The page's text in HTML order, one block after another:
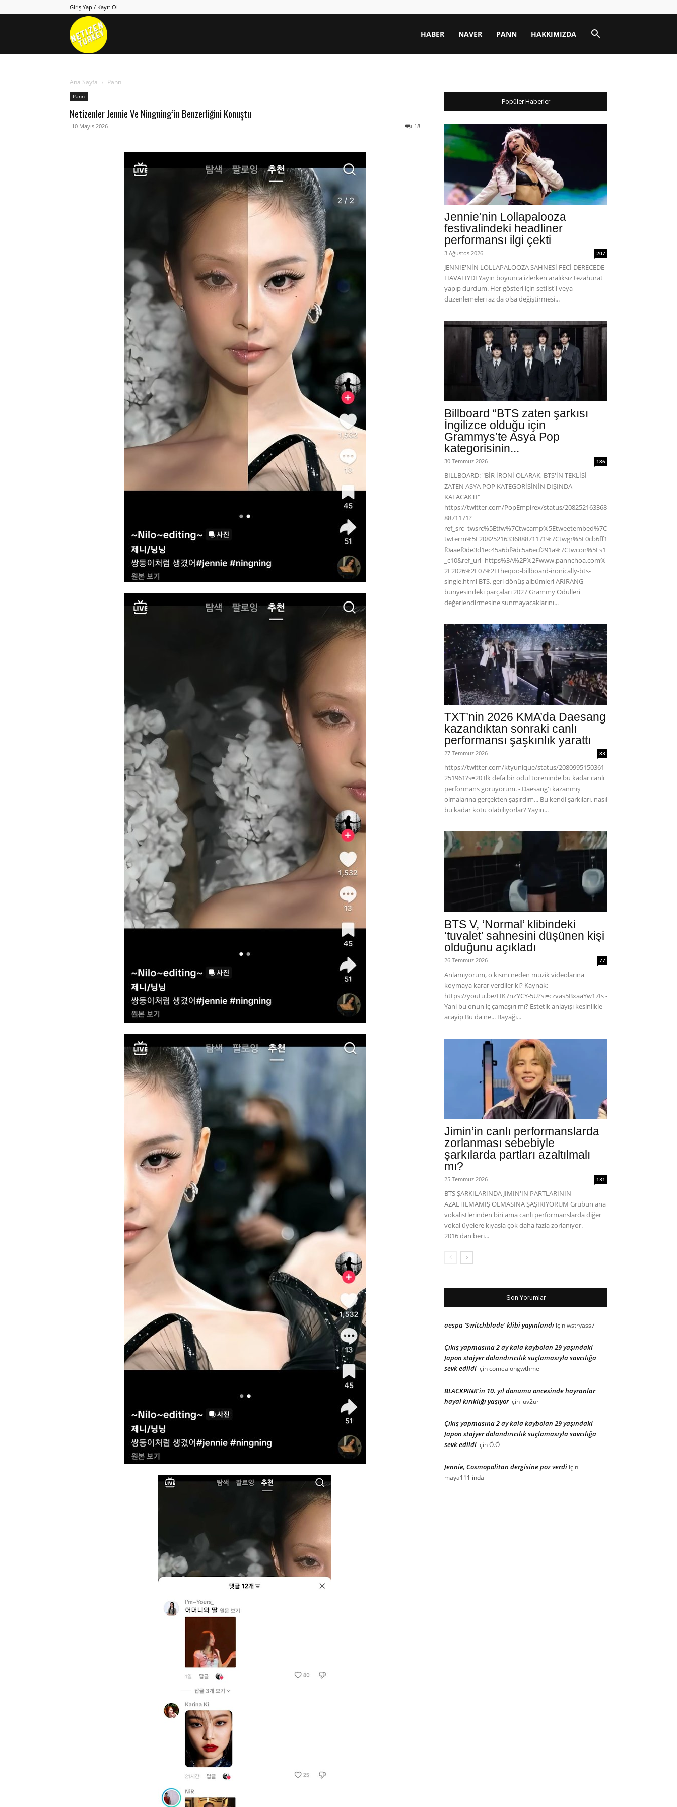
Giriş Yap / Kayıt Ol
Netizen HABER NAVER PANN HAKKIMIZDA
Ana Sayfa Pann
Pann
Netizenler Jennie Ve Ningning’in Benzerliğini Konuştu
10 Mayıs 2026 18
Popüler Haberler
Jennie’nin Lollapalooza
festivalindeki headliner
performansı ilgi çekti
3 Ağustos 2026 207
JENNIE'NİN LOLLAPALOOZA SAHNESİ FECİ DERECEDE
HAVALIYDI Yayın boyunca izlerken aralıksız tezahürat
yapıp durdum. Her gösteri için setlist'i veya
düzenlemeleri az da olsa değiştirmesi...
Billboard “BTS zaten şarkısı
İngilizce olduğu için
Grammys’te Asya Pop
kategorisinin...
30 Temmuz 2026 186
BILLBOARD: "BİR İRONİ OLARAK, BTS'İN TEKLİSİ
ZATEN ASYA POP KATEGORİSİNİN DIŞINDA
KALACAKTI"
https://twitter.com/PopEmpirex/status/208252163368
8871171?
ref_src=twsrc%5Etfw%7Ctwcamp%5Etweetembed%7C
twterm%5E2082521633688871171%7Ctwgr%5E0cb6ff1
f0aaef0de3d1ec45a6bf9dc5a6ecf291a%7Ctwcon%5Es1
_c10&ref_url=https%3A%2F%2Fwww.pannchoa.com%
2F2026%2F07%2Ftheqoo-billboard-ironically-bts-
single.html BTS, geri dönüş albümleri ARIRANG
bünyesindeki parçaları 2027 Grammy Ödülleri
değerlendirmesine sunmayacaklarını...
TXT’nin 2026 KMA’da Daesang
kazandıktan sonraki canlı
performansı şaşkınlık yarattı
27 Temmuz 2026 83
https://twitter.com/ktyunique/status/2080995150361
251961?s=20 İlk defa bir ödül töreninde bu kadar canlı
performans görüyorum. - Daesang'ı kazanmış
olmalarına gerçekten şaşırdım... Bu kendi şarkıları, nasıl
bu kadar kötü olabiliyorlar? Yayın...
BTS V, ‘Normal’ klibindeki
‘tuvalet’ sahnesini düşünen kişi
olduğunu açıkladı
26 Temmuz 2026 77
Anlamıyorum, o kısmı neden müzik videolarına
koymaya karar verdiler ki? Kaynak:
https://youtu.be/HK7nZYCY-5U?si=czvas5BxaaYw17Is -
Yani bu onun iç çamaşırı mı? Estetik anlayışı kesinlikle
acayip Bu da ne... Bayağı...
Jimin’in canlı performanslarda
zorlanması sebebiyle
şarkılarda partları azaltılmalı
mı?
25 Temmuz 2026 131
BTS ŞARKILARINDA JIMIN'IN PARTLARININ
AZALTILMAMIŞ OLMASINA ŞAŞIRIYORUM Grubun ana
vokalistlerinden biri ama canlı performanslarda diğer
vokal üyelere kıyasla çok daha fazla zorlanıyor.
2016'dan beri...
Son Yorumlar
aespa ‘Switchblade’ klibi yayınlandı içinwstryass7
Çıkış yapmasına 2 ay kala kaybolan 29 yaşındaki
Japon stajyer dolandırıcılık suçlamasıyla savcılığa
sevk edildi içincomealongwthme
BLACKPINK’in 10. yıl dönümü öncesinde hayranlar
hayal kırıklığı yaşıyoriçin luv2ur
Çıkış yapmasına 2 ay kala kaybolan 29 yaşındaki
Japon stajyer dolandırıcılık suçlamasıyla savcılığa
sevk edildi içinÖ.Ö
Jennie, Cosmopolitan dergisine poz verdi için
maya111linda